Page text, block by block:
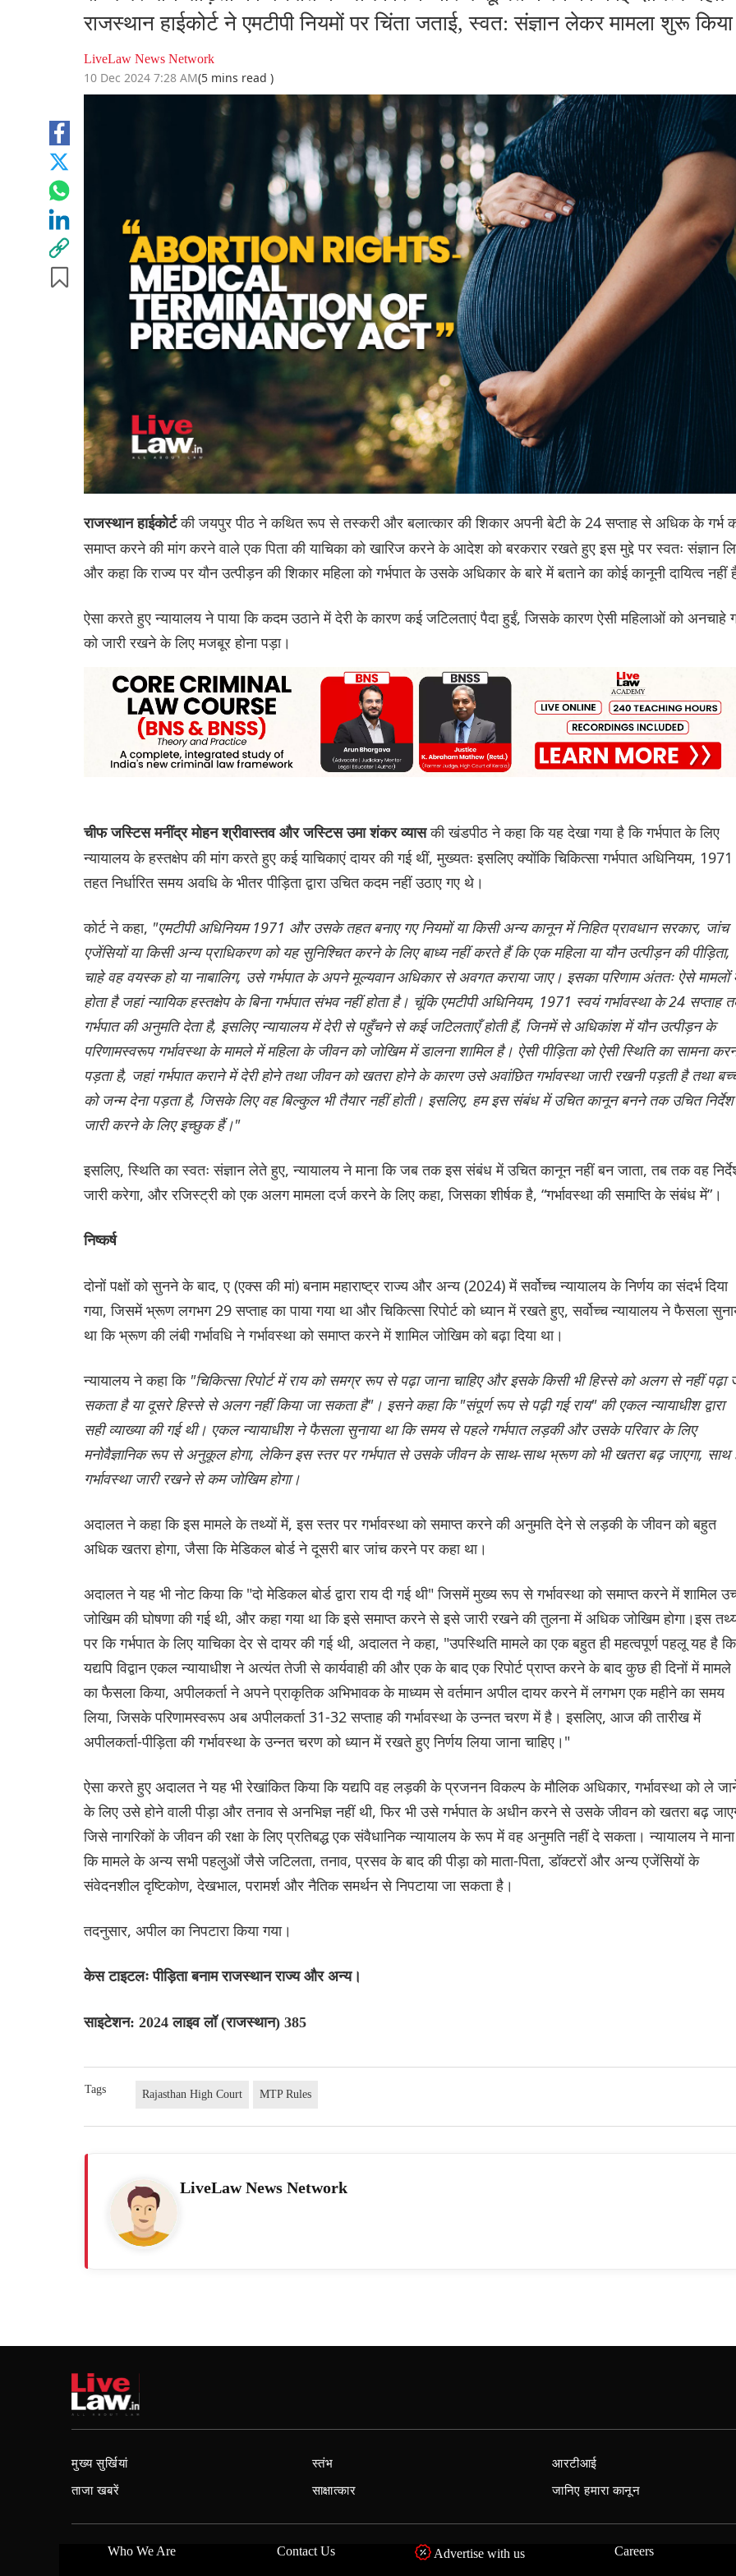
राजस्थान हाईकोर्ट ने एमटीपी नियमों पर चिंता जताई, स्वत: संज्ञान लेकर मामला शुरू किया
LiveLaw News Network
10 Dec 2024 7:28 AM(5 mins read )
राजस्थान हाईकोर्टकी जयपुर पीठ ने कथित रूप से तस्करी और बलात्कार की शिकार अपनी बेटी के 24 सप्ताह से अधिक के गर्भ
समाप्त करने की मांग करने वाले एक पिता की याचिका को खारिज करने के आदेश को बरकरार रखते हुए इस मुद्दे पर स्वतः संज्ञान
और कहा कि राज्य पर यौन उत्पीड़न की शिकार महिला को गर्भपात के उसके अधिकार के बारे में बताने का कोई कानूनी दायित्व नहीं
ऐसा करते हुए न्यायालय ने पाया कि कदम उठाने में देरी के कारण कई जटिलताएं पैदा हुईं, जिसके कारण ऐसी महिलाओं को अनचाहे
को जारी रखने के लिए मजबूर होना पड़ा।
चीफ जस्टिस मनींद्र मोहन श्रीवास्तव और जस्टिस उमा शंकर व्यासकी खंडपीठ ने कहा कि यह देखा गया है कि गर्भपात के लिए
न्यायालय के हस्तक्षेप की मांग करते हुए कई याचिकाएं दायर की गई थीं, मुख्यतः इसलिए क्योंकि चिकित्सा गर्भपात अधिनियम,
तहत निर्धारित समय अवधि के भीतर पीड़िता द्वारा उचित कदम नहीं उठाए गए थे।
कोर्ट ने कहा, "एमटीपी अधिनियम 1971 और उसके तहत बनाए गए नियमों या किसी अन्य कानून में निहित प्रावधान सरकार, जांच
एजेंसियों या किसी अन्य प्राधिकरण को यह सुनिश्चित करने के लिए बाध्य नहीं करते हैं कि एक महिला या यौन उत्पीड़न की पीड़िता,
चाहे वह वयस्क हो या नाबालिग, उसे गर्भपात के अपने मूल्यवान अधिकार से अवगत कराया जाए। इसका परिणाम अंततः ऐसे मामलों
होता है जहां न्यायिक हस्तक्षेप के बिना गर्भपात संभव नहीं होता है। चूंकि एमटीपी अधिनियम, 1971 स्वयं गर्भावस्था के 24 सप्ताह
गर्भपात की अनुमति देता है, इसलिए न्यायालय में देरी से पहुँचने से कई जटिलताएँ होती हैं, जिनमें से अधिकांश में यौन उत्पीड़न के
परिणामस्वरूप गर्भावस्था के मामले में महिला के जीवन को जोखिम में डालना शामिल है। ऐसी पीड़िता को ऐसी स्थिति का सामना
पड़ता है, जहां गर्भपात कराने में देरी होने तथा जीवन को खतरा होने के कारण उसे अवांछित गर्भावस्था जारी रखनी पड़ती है तथा
को जन्म देना पड़ता है, जिसके लिए वह बिल्कुल भी तैयार नहीं होती। इसलिए, हम इस संबंध में उचित कानून बनने तक उचित निर्देश
जारी करने के लिए इच्छुक हैं।"
इसलिए, स्थिति का स्वतः संज्ञान लेते हुए, न्यायालय ने माना कि जब तक इस संबंध में उचित कानून नहीं बन जाता, तब तक वह
जारी करेगा, और रजिस्ट्री को एक अलग मामला दर्ज करने के लिए कहा, जिसका शीर्षक है, “गर्भावस्था की समाप्ति के संबंध में”।
निष्कर्ष
दोनों पक्षों को सुनने के बाद, ए (एक्स की मां) बनाम महाराष्ट्र राज्य और अन्य (2024) में सर्वोच्च न्यायालय के निर्णय का संदर्भ दिया
गया, जिसमें भ्रूण लगभग 29 सप्ताह का पाया गया था और चिकित्सा रिपोर्ट को ध्यान में रखते हुए, सर्वोच्च न्यायालय ने फैसला
था कि भ्रूण की लंबी गर्भावधि ने गर्भावस्था को समाप्त करने में शामिल जोखिम को बढ़ा दिया था।
न्यायालय ने कहा कि "चिकित्सा रिपोर्ट में राय को समग्र रूप से पढ़ा जाना चाहिए और इसके किसी भी हिस्से को अलग से नहीं पढ़ा
सकता है या दूसरे हिस्से से अलग नहीं किया जा सकता है"। इसने कहा कि "संपूर्ण रूप से पढ़ी गई राय" की एकल न्यायाधीश द्वारा
सही व्याख्या की गई थी। एकल न्यायाधीश ने फैसला सुनाया था कि समय से पहले गर्भपात लड़की और उसके परिवार के लिए
मनोवैज्ञानिक रूप से अनुकूल होगा, लेकिन इस स्तर पर गर्भपात से उसके जीवन के साथ-साथ भ्रूण को भी खतरा बढ़ जाएगा, साथ
गर्भावस्था जारी रखने से कम जोखिम होगा।
अदालत ने कहा कि इस मामले के तथ्यों में, इस स्तर पर गर्भावस्था को समाप्त करने की अनुमति देने से लड़की के जीवन को बहुत
अधिक खतरा होगा, जैसा कि मेडिकल बोर्ड ने दूसरी बार जांच करने पर कहा था।
अदालत ने यह भी नोट किया कि "दो मेडिकल बोर्ड द्वारा राय दी गई थी" जिसमें मुख्य रूप से गर्भावस्था को समाप्त करने में शामिल
जोखिम की घोषणा की गई थी, और कहा गया था कि इसे समाप्त करने से इसे जारी रखने की तुलना में अधिक जोखिम होगा।इस
पर कि गर्भपात के लिए याचिका देर से दायर की गई थी, अदालत ने कहा, "उपस्थिति मामले का एक बहुत ही महत्वपूर्ण पहलू यह है कि
यद्यपि विद्वान एकल न्यायाधीश ने अत्यंत तेजी से कार्यवाही की और एक के बाद एक रिपोर्ट प्राप्त करने के बाद कुछ ही दिनों में मामले
का फैसला किया, अपीलकर्ता ने अपने प्राकृतिक अभिभावक के माध्यम से वर्तमान अपील दायर करने में लगभग एक महीने का समय
लिया, जिसके परिणामस्वरूप अब अपीलकर्ता 31-32 सप्ताह की गर्भावस्था के उन्नत चरण में है। इसलिए, आज की तारीख में
अपीलकर्ता-पीड़िता की गर्भावस्था के उन्नत चरण को ध्यान में रखते हुए निर्णय लिया जाना चाहिए।"
ऐसा करते हुए अदालत ने यह भी रेखांकित किया कि यद्यपि वह लड़की के प्रजनन विकल्प के मौलिक अधिकार, गर्भावस्था को ले
के लिए उसे होने वाली पीड़ा और तनाव से अनभिज्ञ नहीं थी, फिर भी उसे गर्भपात के अधीन करने से उसके जीवन को खतरा बढ़
जिसे नागरिकों के जीवन की रक्षा के लिए प्रतिबद्ध एक संवैधानिक न्यायालय के रूप में वह अनुमति नहीं दे सकता। न्यायालय ने माना
कि मामले के अन्य सभी पहलुओं जैसे जटिलता, तनाव, प्रसव के बाद की पीड़ा को माता-पिता, डॉक्टरों और अन्य एजेंसियों के
संवेदनशील दृष्टिकोण, देखभाल, परामर्श और नैतिक समर्थन से निपटाया जा सकता है।
तदनुसार, अपील का निपटारा किया गया।
केस टाइटलः पीड़िता बनाम राजस्थान राज्य और अन्य।
साइटेशन: 2024 लाइव लॉ (राजस्थान) 385
Tags Rajasthan High Court MTP Rules
LiveLaw News Network
मुख्य सुर्खियां
ताजा खबरें
स्तंभ
साक्षात्कार
आरटीआई
जानिए हमारा कानून
Who We Are Contact Us Advertise with us Careers